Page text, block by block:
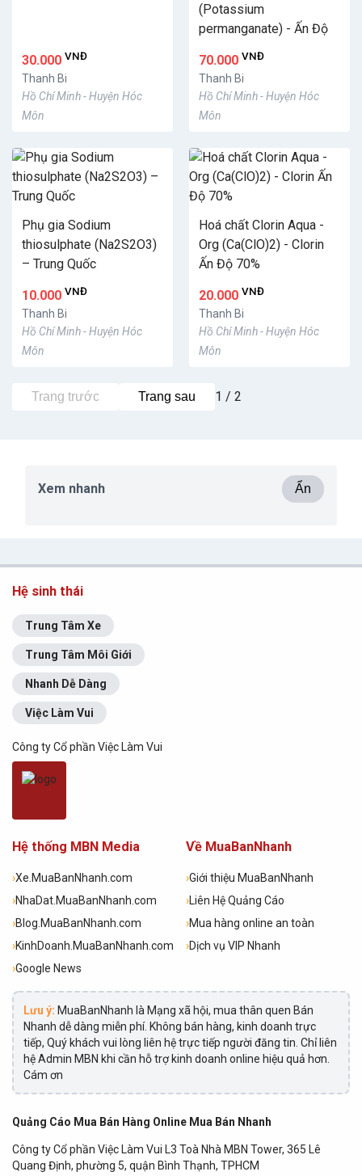
30.000 VNĐ
Thanh Bi
Hồ Chí Minh - Huyện Hóc
Môn
(Potassium
permanganate) - Ấn Độ
70.000 VNĐ
Thanh Bi
Hồ Chí Minh - Huyện Hóc
Môn
Phụ gia Sodium
thiosulphate (Na2S2O3)
– Trung Quốc
10.000 VNĐ
Thanh Bi
Hồ Chí Minh - Huyện Hóc
Môn
Hoá chất Clorin Aqua -
Org (Ca(ClO)2) - Clorin
Ấn Độ 70%
20.000 VNĐ
Thanh Bi
Hồ Chí Minh - Huyện Hóc
Môn
Trang trước Trang sau 1 / 2
Xem nhanh Ẩn
Hệ sinh thái
Trung Tâm Xe
Trung Tâm Môi Giới
Nhanh Dễ Dàng
Việc Làm Vui
Công ty Cổ phần Việc Làm Vui
Hệ thống MBN Media
›Xe.MuaBanNhanh.com
›NhaDat.MuaBanNhanh.com
›Blog.MuaBanNhanh.com
›KinhDoanh.MuaBanNhanh.com
›Google News
Về MuaBanNhanh
›Giới thiệu MuaBanNhanh
›Liên Hệ Quảng Cáo
›Mua hàng online an toàn
›Dịch vụ VIP Nhanh
Lưu ý: MuaBanNhanh là Mạng xã hội, mua thân quen Bán
Nhanh dễ dàng miễn phí. Không bán hàng, kinh doanh trực
tiếp, Quý khách vui lòng liên hệ trực tiếp người đăng tin. Chỉ liên
hệ Admin MBN khi cần hỗ trợ kinh doanh online hiệu quả hơn.
Cám ơn
Quảng Cáo Mua Bán Hàng Online Mua Bán Nhanh
Công ty Cổ phần Việc Làm Vui L3 Toà Nhà MBN Tower, 365 Lê
Quang Định, phường 5, quận Bình Thạnh, TPHCM